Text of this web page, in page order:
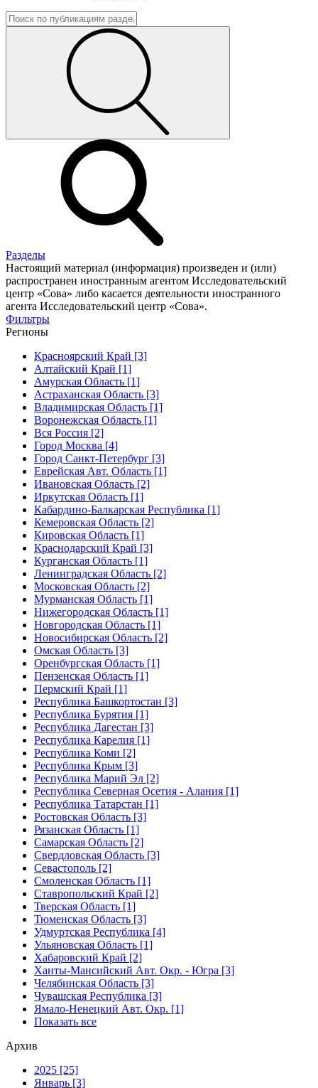
Разделы
Настоящий материал (информация) произведен и (или)
распространен иностранным агентом Исследовательский
центр «Сова» либо касается деятельности иностранного
агента Исследовательский центр «Сова».
Фильтры
Регионы
Красноярский Край [3]
Алтайский Край [1]
Амурская Область [1]
Астраханская Область [3]
Владимирская Область [1]
Воронежская Область [1]
Вся Россия [2]
Город Москва [4]
Город Санкт-Петербург [3]
Еврейская Авт. Область [1]
Ивановская Область [2]
Иркутская Область [1]
Кабардино-Балкарская Республика [1]
Кемеровская Область [2]
Кировская Область [1]
Краснодарский Край [3]
Курганская Область [1]
Ленинградская Область [2]
Московская Область [2]
Мурманская Область [1]
Нижегородская Область [1]
Новгородская Область [1]
Новосибирская Область [2]
Омская Область [3]
Оренбургская Область [1]
Пензенская Область [1]
Пермский Край [1]
Республика Башкортостан [3]
Республика Бурятия [1]
Республика Дагестан [3]
Республика Карелия [1]
Республика Коми [2]
Республика Крым [3]
Республика Марий Эл [2]
Республика Северная Осетия - Алания [1]
Республика Татарстан [1]
Ростовская Область [3]
Рязанская Область [1]
Самарская Область [2]
Свердловская Область [3]
Севастополь [2]
Смоленская Область [1]
Ставропольский Край [2]
Тверская Область [1]
Тюменская Область [3]
Удмуртская Республика [4]
Ульяновская Область [1]
Хабаровский Край [2]
Ханты-Мансийский Авт. Окр. - Югра [3]
Челябинская Область [3]
Чувашская Республика [3]
Ямало-Ненецкий Авт. Окр. [1]
Показать все
Архив
2025 [25]
Январь [3]